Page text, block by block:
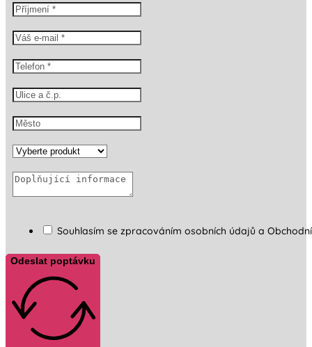
Souhlasím se zpracováním osobních údajů a
Odeslat poptávku